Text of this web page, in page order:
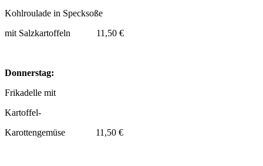
Kohlroulade in Specksoße
mit Salzkartoffeln 11,50 €
Donnerstag:
Frikadelle mit
Kartoffel-
Karottengemüse 11,50 €